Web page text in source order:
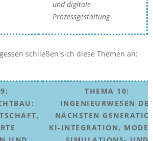
und digitale
Prozessgestaltung
schließen sich diese Themen an:
THEMA 10:
INGENIEURWESEN
NÄCHSTEN
KI-INTEGRATION,